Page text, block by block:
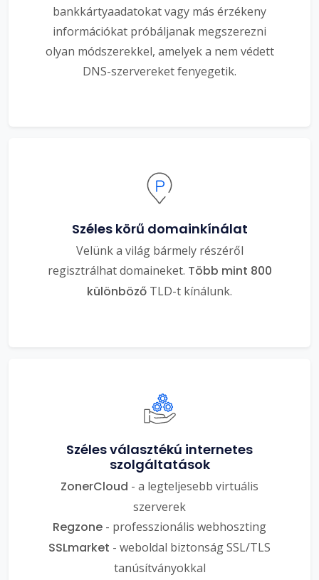
bankkártyaadatokat vagy más érzékeny
információkat próbáljanak megszerezni
olyan módszerekkel, amelyek a nem védett
DNS-szervereket fenyegetik.
Széles körű domainkínálat
Velünk a világ bármely részéről
regisztrálhat domaineket. Több mint 800
különböző TLD-t kínálunk.
Széles választékú internetes
szolgáltatások
ZonerCloud - a legteljesebb virtuális
szerverek
Regzone - professzionális webhoszting
SSLmarket - weboldal biztonság SSL/TLS
tanúsítványokkal